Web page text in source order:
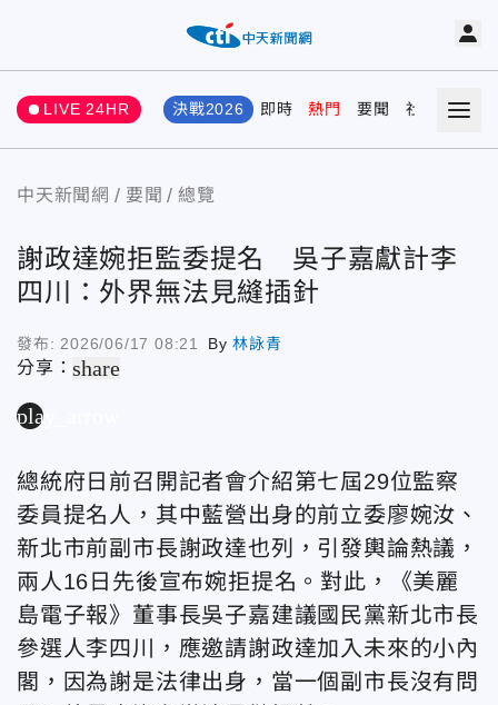
LIVE 24HR 決戰2026 即時 熱門 要聞 社會 娛樂
中天新聞網 要聞 總覽
謝政達婉拒監委提名 吳子嘉獻計李
四川：外界無法見縫插針
發布: 2026/06/17 08:21 By林詠青
分享：share
play_arrow
總統府日前召開記者會介紹第七屆29位監察
委員提名人，其中藍營出身的前立委廖婉汝、
新北市前副市長謝政達也列，引發輿論熱議，
兩人16日先後宣布婉拒提名。對此，《美麗
島電子報》董事長吳子嘉建議國民黨新北市長
參選人李四川，應邀請謝政達加入未來的小內
閣，因為謝是法律出身，當一個副市長沒有問